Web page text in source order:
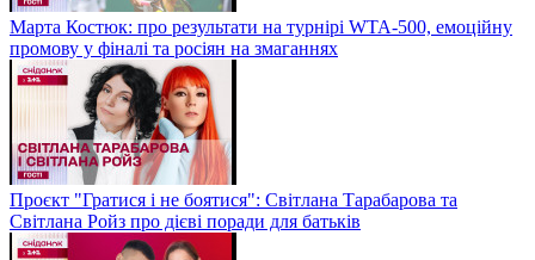
Марта Костюк: про результати на турнірі WTA-500, емоційну
промову у фіналі та росіян на змаганнях
Проєкт "Гратися і не боятися": Світлана Тарабарова та
Світлана Ройз про дієві поради для батьків